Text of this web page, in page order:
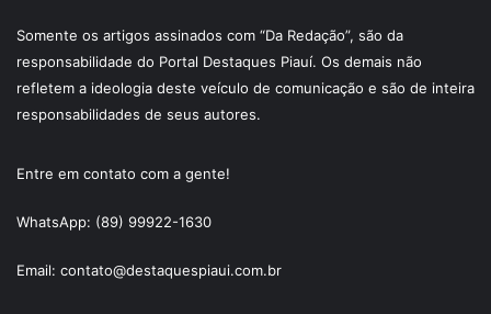
Somente os artigos assinados com “Da Redação”, são da
responsabilidade do Portal Destaques Piauí. Os demais não
refletem a ideologia deste veículo de comunicação e são de inteira
responsabilidades de seus autores.
Entre em contato com a gente!
WhatsApp: (89) 99922-1630
Email: contato@destaquespiaui.com.br